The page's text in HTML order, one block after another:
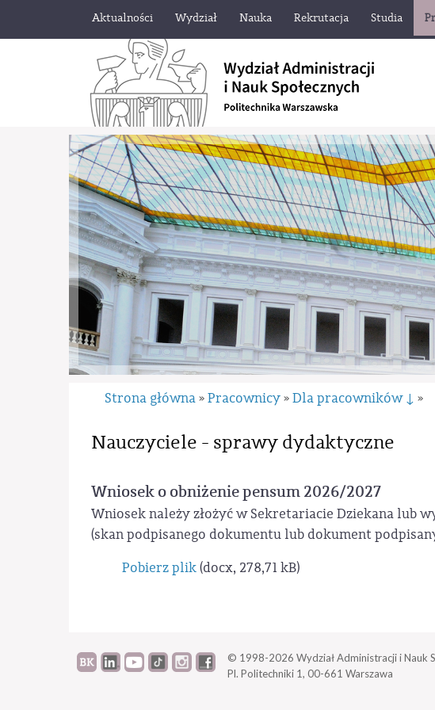
Aktualności Wydział Nauka Rekrutacja Studia
Strona główna » Pracownicy » Dla pracowników ↓ »
Nauczyciele - sprawy dydaktyczne
Wniosek o obniżenie pensum 2026/2027
Wniosek należy złożyć w Sekretariacie Dziekana lub
(skan podpisanego dokumentu lub dokument
Pobierz plik(docx, 278,71 kB)
© 1998-2026 Wydział Administracji i Nauk
Pl. Politechniki 1, 00-661 Warszawa